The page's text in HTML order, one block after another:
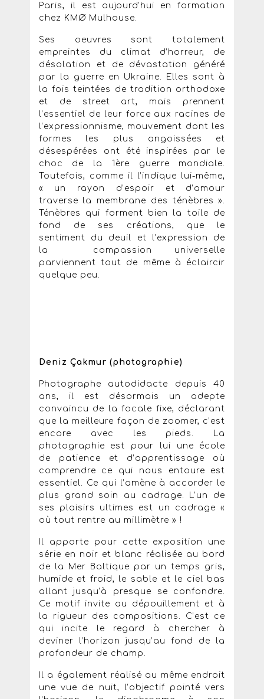
Paris, il est aujourd’hui en formation
chez KMØ Mulhouse.
Ses oeuvres sont totalement
empreintes du climat d’horreur, de
désolation et de dévastation généré
par la guerre en Ukraine. Elles sont à
la fois teintées de tradition orthodoxe
et de street art, mais prennent
l’essentiel de leur force aux racines de
l’expressionnisme, mouvement dont les
formes les plus angoissées et
désespérées ont été inspirées par le
choc de la 1ère guerre mondiale.
Toutefois, comme il l’indique lui-même,
« un rayon d’espoir et d’amour
traverse la membrane des ténèbres ».
Ténèbres qui forment bien la toile de
fond de ses créations, que le
sentiment du deuil et l’expression de
la compassion universelle
parviennent tout de même à éclaircir
quelque peu.
Deniz Çakmur (photographie)
Photographe autodidacte depuis 40
ans, il est désormais un adepte
convaincu de la focale fixe, déclarant
que la meilleure façon de zoomer, c’est
encore avec les pieds. La
photographie est pour lui une école
de patience et d’apprentissage où
comprendre ce qui nous entoure est
essentiel. Ce qui l’amène à accorder le
plus grand soin au cadrage. L’un de
ses plaisirs ultimes est un cadrage «
où tout rentre au millimètre » !
Il apporte pour cette exposition une
série en noir et blanc réalisée au bord
de la Mer Baltique par un temps gris,
humide et froid, le sable et le ciel bas
allant jusqu’à presque se confondre.
Ce motif invite au dépouillement et à
la rigueur des compositions. C’est ce
qui incite le regard à chercher à
deviner l’horizon jusqu’au fond de la
profondeur de champ.
Il a également réalisé au même endroit
une vue de nuit, l’objectif pointé vers